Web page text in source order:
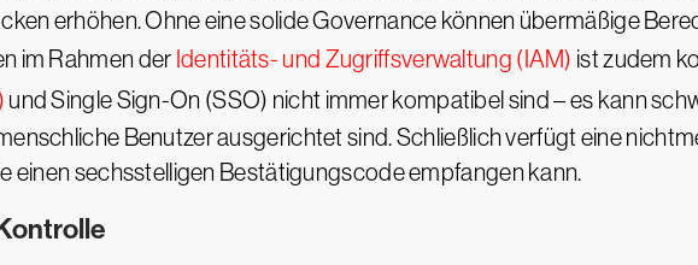
erhöhen. Ohne eine solide Governance können übermäßige
im Rahmen der Identitäts- und Zugriffsverwaltung (IAM) ist zudem
und Single Sign-On (SSO) nicht immer kompatibel sind – es kann
Benutzer ausgerichtet sind. Schließlich verfügt eine
einen sechsstelligen Bestätigungscode empfangen kann.